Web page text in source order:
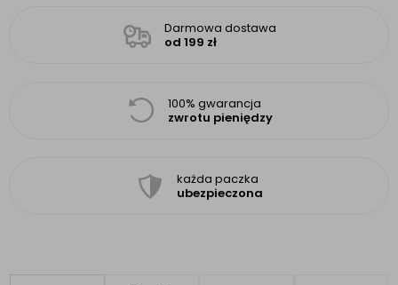
Darmowa dostawa
od 199 zł
100% gwarancja
zwrotu pieniędzy
każda paczka
ubezpieczona